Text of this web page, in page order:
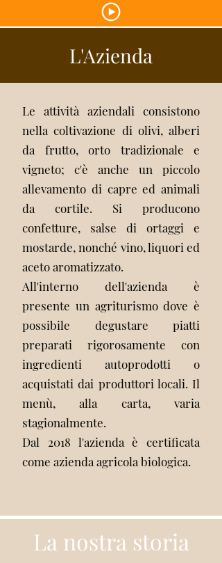
L'Azienda
Le attività aziendali consistono
nella coltivazione di olivi, alberi
da frutto, orto tradizionale e
vigneto; c'è anche un piccolo
allevamento di capre ed animali
da cortile. Si producono
confetture, salse di ortaggi e
mostarde, nonché vino, liquori ed
aceto aromatizzato.
All'interno dell'azienda è
presente un agriturismo dove è
possibile degustare piatti
preparati rigorosamente con
ingredienti autoprodotti o
acquistati dai produttori locali. Il
menù, alla carta, varia
stagionalmente.
Dal 2018 l'azienda è certificata
come azienda agricola biologica.
La nostra storia